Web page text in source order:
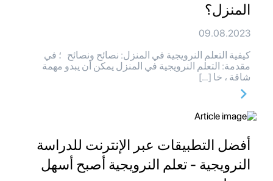
المنزل؟
09.08.2023
كيفية التعلم النرويجية في المنزل: نصائح ونصائح ؛ في
مقدمة: التعلم النرويجية في المنزل يمكن أن يبدو مهمة
شاقة ، خا […]
أفضل التطبيقات عبر الإنترنت للدراسة
النرويجية - تعلم النرويجية أصبح أسهل